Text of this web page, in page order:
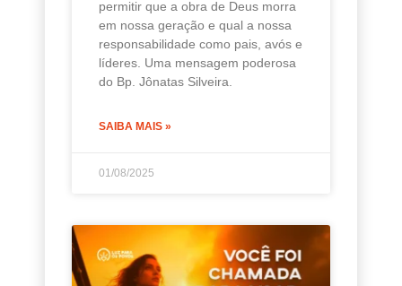
permitir que a obra de Deus morra
em nossa geração e qual a nossa
responsabilidade como pais, avós e
líderes. Uma mensagem poderosa
do Bp. Jônatas Silveira.
SAIBA MAIS »
01/08/2025